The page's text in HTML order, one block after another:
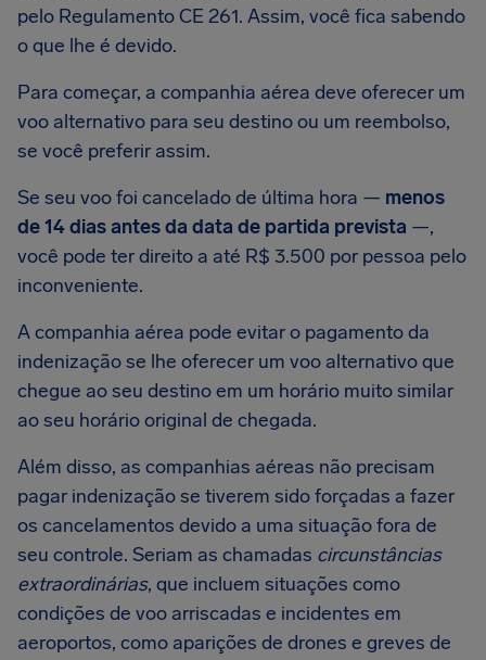
pelo Regulamento CE 261. Assim, você fica sabendo
o que lhe é devido.
Para começar, a companhia aérea deve oferecer um
voo alternativo para seu destino ou um reembolso,
se você preferir assim.
Se seu voo foi cancelado de última hora — menos
de 14 dias antes da data de partida prevista —,
você pode ter direito a até R$ 3.500 por pessoa pelo
inconveniente.
A companhia aérea pode evitar o pagamento da
indenização se lhe oferecer um voo alternativo que
chegue ao seu destino em um horário muito similar
ao seu horário original de chegada.
Além disso, as companhias aéreas não precisam
pagar indenização se tiverem sido forçadas a fazer
os cancelamentos devido a uma situação fora de
seu controle. Seriam as chamadas circunstâncias
extraordinárias, que incluem situações como
condições de voo arriscadas e incidentes em
aeroportos, como aparições de drones e greves de